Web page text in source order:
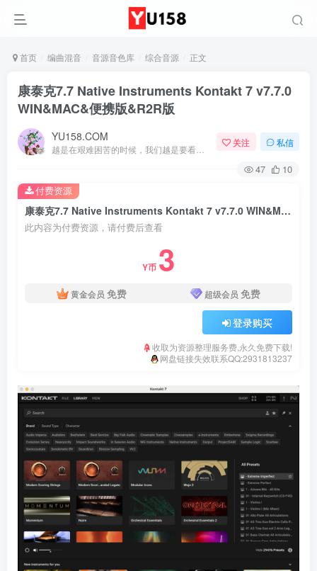
首页 编曲混音 音源音色库 综合音源 正文
康泰克7.7 Native Instruments Kontakt 7 v7.7.0
WIN&MAC&便携版&R2R版
YU158.COM 关注 私信
47 10
康泰克7.7 Native Instruments Kontakt 7 v7.7.0 WIN&MAC&便携版&R2R版
此内容为付费资源，请付费后查看
Y币 3
黄金会员 免费 超级会员 免费
登录购买
收取为资源整理服务费,永久免费下载!
网盘链接失效联系QQ:2931813237
付费资源